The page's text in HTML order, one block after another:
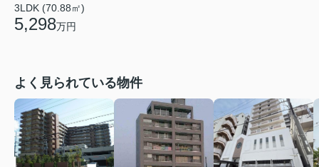
3LDK (70.88㎡)
5,298万円
よく見られている物件